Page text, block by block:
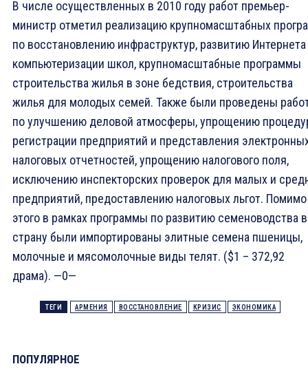
В числе осуществленных в 2010 году работ премьер-
министр отметил реализацию крупномасштабных
по восстановлению инфраструктур, развитию
компьютеризации школ, крупномасштабные программы
строительства жилья в зоне бедствия, строительства
жилья для молодых семей. Также были проведены
по улучшению деловой атмосферы, упрощению
регистрации предприятий и представления
налоговых отчетностей, упрощению налогового поля,
исключению инспекторских проверок для малых и
предприятий, предоставлению налоговых льгот. Помимо
этого в рамках программы по развитию семеноводства в
страну были импортированы элитные семена пшеницы,
молочные и мясомолочные виды телят. ($1 – 372,92
драма). —0—
ТЕГИ АРМЕНИЯ ВОССТАНОВЛЕНИЕ КРИЗИС ЭКОНОМИКА
ПОПУЛЯРНОЕ